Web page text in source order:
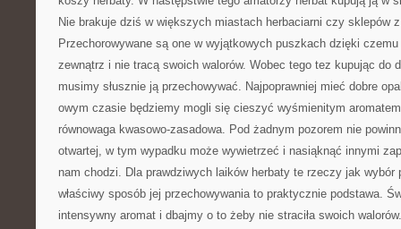
Nie brakuje dziś w większych miastach herbaciarni czy sklepów
Przechorowywane są one w wyjątkowych puszkach dzięki czemu
zewnątrz i nie tracą swoich walorów. Wobec tego tez kupując do
musimy słusznie ją przechowywać. Najpoprawniej mieć dobre
owym czasie będziemy mogli się cieszyć wyśmienitym
równowaga kwasowo-zasadowa. Pod żadnym pozorem nie
otwartej, w tym wypadku może wywietrzeć i nasiąknąć innymi
nam chodzi. Dla prawdziwych laików herbaty te rzeczy jak wybór
właściwy sposób jej przechowywania to praktycznie podstawa.
intensywny aromat i dbajmy o to żeby nie straciła swoich